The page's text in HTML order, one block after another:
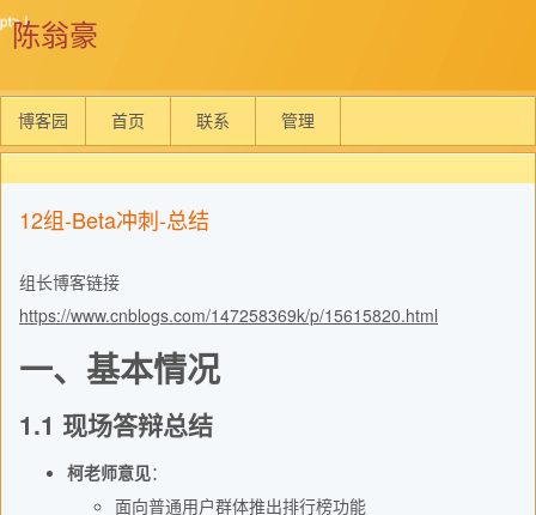
陈翁豪
博客园 首页 联系 管理
12组-Beta冲刺-总结
组长博客链接
https://www.cnblogs.com/147258369k/p/15615820.html
一、基本情况
1.1 现场答辩总结
柯老师意见：
面向普通用户群体推出排行榜功能